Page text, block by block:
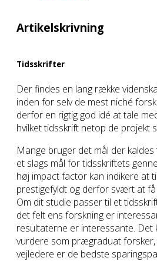
Artikelskrivning
Tidsskrifter
Der findes en lang række
inden for selv de mest niché
derfor en rigtig god idé at tale
hvilket tidsskrift netop de projekt
Mange bruger det mål der kaldes
et slags mål for tidsskriftets
høj impact factor kan indikere at
prestigefyldt og derfor svært at
Om dit studie passer til et
det felt ens forskning er
resultaterne er interessante.
vurdere som prægraduat
vejledere er de bedste